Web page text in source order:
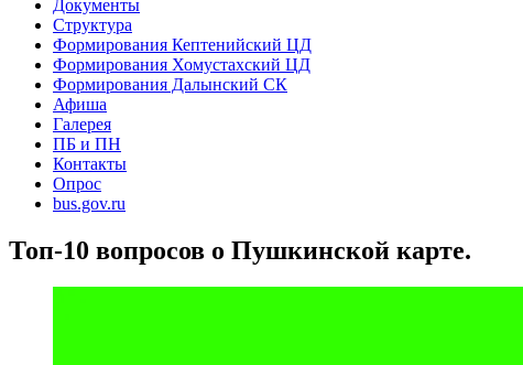
Документы
Структура
Формирования Кептенийский ЦД
Формирования Хомустахский ЦД
Формирования Далынский СК
Афиша
Галерея
ПБ и ПН
Контакты
Опрос
bus.gov.ru
Топ-10 вопросов о Пушкинской карте.